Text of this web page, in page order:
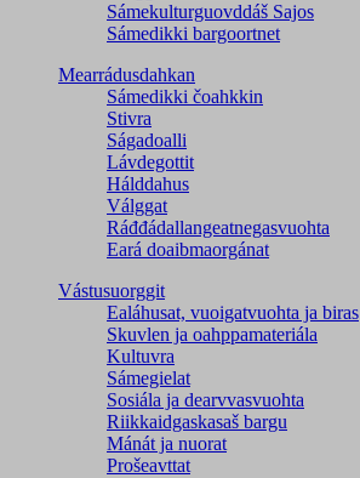
Sámekulturguovddáš Sajos
Sámedikki bargoortnet
Mearrádusdahkan
Sámedikki čoahkkin
Stivra
Ságadoalli
Lávdegottit
Hálddahus
Válggat
Ráđđádallangeatnegas­vuohta
Eará doaibmaorgánat
Vástusuorggit
Ealáhusat, vuoigatvuohta ja biras
Skuvlen ja oahppamateriála
Kultuvra
Sámegielat
Sosiála ja dearvvasvuohta
Riikkaidgaskasaš bargu
Mánát ja nuorat
Prošeavttat